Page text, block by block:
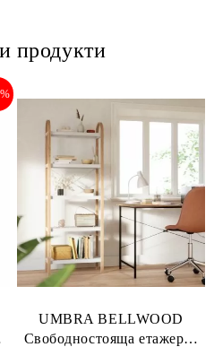
продукти
UMBRA BELLWOOD
Свободностояща етажерка